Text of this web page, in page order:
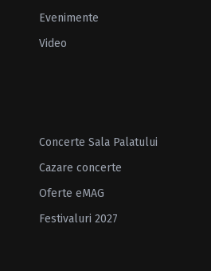
Evenimente
Video
Concerte Sala Palatului
Cazare concerte
Oferte eMAG
Festivaluri 2027